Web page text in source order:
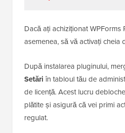
Dacă ați achiziționat WPForms
asemenea, să vă activați cheia
După instalarea pluginului,
Setări în tabloul tău de
de licență. Acest lucru
plătite și asigură că vei primi
regulat.